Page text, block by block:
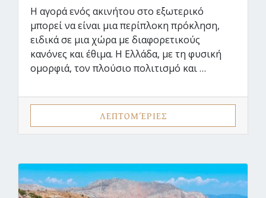
Η αγορά ενός ακινήτου στο εξωτερικό
μπορεί να είναι μια περίπλοκη πρόκληση,
ειδικά σε μια χώρα με διαφορετικούς
κανόνες και έθιμα. Η Ελλάδα, με τη φυσική
ομορφιά, τον πλούσιο πολιτισμό και …
ΛΕΠΤΟΜΈΡΙΕΣ